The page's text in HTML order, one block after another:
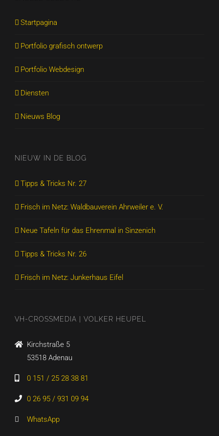
Startpagina
Portfolio grafisch ontwerp
Portfolio Webdesign
Diensten
Nieuws Blog
NIEUW IN DE BLOG
Tipps & Tricks Nr. 27
Frisch im Netz: Waldbauverein Ahrweiler e. V.
Neue Tafeln für das Ehrenmal in Sinzenich
Tipps & Tricks Nr. 26
Frisch im Netz: Junkerhaus Eifel
VH-CROSSMEDIA | VOLKER HEUPEL
Kirchstraße 5
53518 Adenau
0 151 / 25 28 38 81
0 26 95 / 931 09 94
WhatsApp